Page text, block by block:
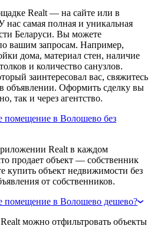
Realt — на сайте или в
самая полная и уникальная
Беларуси. Вы можете
вашим запросам. Например,
дома, материал стен, наличие
и количество санузлов.
заинтересовал вас, свяжитесь
объявлении. Оформить сделку вы
так и через агентство.
помещение в Волошево без
Realt в каждом
продает объект — собственник
купить объект недвижимости без
от собственников.
помещение в Волошево дешево?
можно отфильтровать объекты